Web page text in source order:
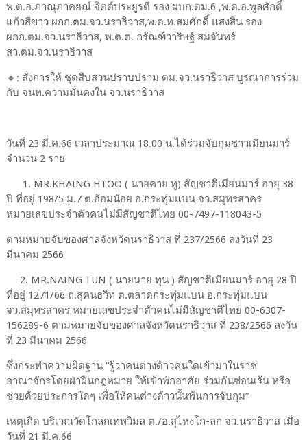
พ.ต.อ.ภาณุภาคยณ์ จิตต์ประยูรตี รอง ผบก.ตม.6 ,พ.ต.อ.พูลศักดิ์
แก้วสีขาว ผกก.ตม.จว.นราธิวาส,พ.ต.ท.สมศักดิ์ แสงสิน รอง
ผกก.ตม.จว.นราธิวาส, พ.ต.ต. กรัณฑ์วาริษฐ์ สมจันทร์
สว.ตม.จว.นราธิวาส
🔸: สั่งการให้ ชุดสืบสวนปราบปราม ตม.จว.นราธิวาส บูรณาการร่วม
กับ จนท.ความมั่นคงใน จว.นราธิวาส
วันที่ 23 มี.ค.66 เวลาประมาณ 18.00 น.ได้ร่วมจับกุมชาวเมียนมาร์
จำนวน 2 ราย
1. MR.KHAING HTOO ( นายคาย ทู) สัญชาติเมียนมาร์ อายุ 38
ปี ที่อยู่ 198/5 ม.7 ต.อ้อมน้อย อ.กระทุ่มแบน จว.สมุทรสาคร
หมายเลขประจำตัวคนไม่มีสัญชาติไทย 00-7497-118043-5
ตามหมายจับของศาลจังหวัดนราธิวาส ที่ 237/2566 ลงวันที่ 23
มีนาคม 2566
2. MR.NAING TUN ( นายนาย ทุน ) สัญชาติเมียนมาร์ อายุ 28 ปี
ที่อยู่ 1271/66 ถ.สุคนธวิท ต.ตลาดกระทุ่มแบน อ.กระทุ่มแบน
จว.สมุทรสาคร หมายเลขประจำตัวคนไม่มีสัญชาติไทย 00-6307-
156289-6 ตามหมายจับของศาลจังหวัดนราธิวาส ที่ 238/2566 ลงวัน
ที่ 23 มีนาคม 2566
ซึ่งกระทำความผิดฐาน “รู้ว่าคนต่างด้าวคนใดเข้ามาในราช
อาณาจักรโดยฝ่าฝืนกฎหมาย ให้เข้าพักอาศัย ร่วมกันซ่อนเร้น หรือ
ช่วยด้วยประการใดๆ เพื่อให้คนต่างด้าวนั้นพ้นการจับกุม”
เหตุเกิด บริเวณวัดโกลกเทพวิมล ต./อ.สุไหงโก-ลก จว.นราธิวาส เมื่อ
วันที่ 21 มี.ค.66